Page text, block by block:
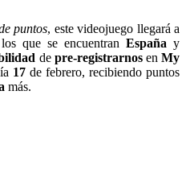
puntos, este videojuego llegará a
que se encuentran España y
de pre-registrarnosenMy
17 de febrero, recibiendo puntos
más.